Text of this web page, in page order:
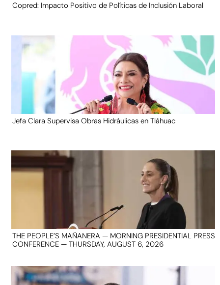
Copred: Impacto Positivo de Políticas de Inclusión Laboral
Jefa Clara Supervisa Obras Hidráulicas en Tláhuac
THE PEOPLE’S MAÑANERA — MORNING PRESIDENTIAL PRESS
CONFERENCE — THURSDAY, AUGUST 6, 2026